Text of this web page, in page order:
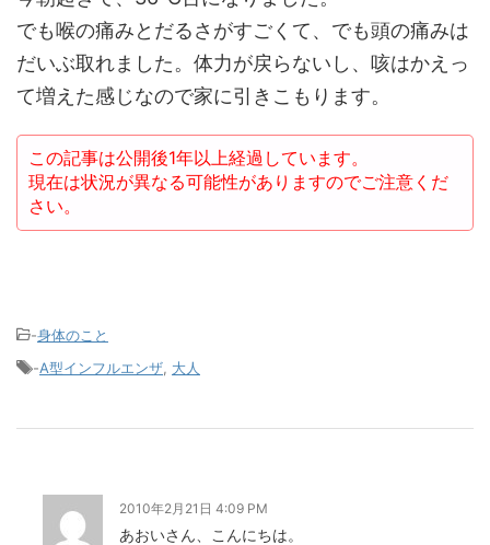
でも喉の痛みとだるさがすごくて、でも頭の痛みは
だいぶ取れました。体力が戻らないし、咳はかえっ
て増えた感じなので家に引きこもります。
この記事は公開後1年以上経過しています。
現在は状況が異なる可能性がありますのでご注意くだ
さい。
-身体のこと
-A型インフルエンザ 大人
2010年2月21日 4:09 PM
あおいさん、こんにちは。